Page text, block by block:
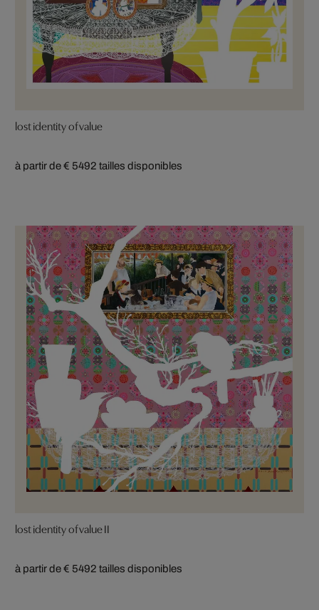
lost identity of value
à partir de € 5492 tailles disponibles
lost identity of value II
à partir de € 5492 tailles disponibles